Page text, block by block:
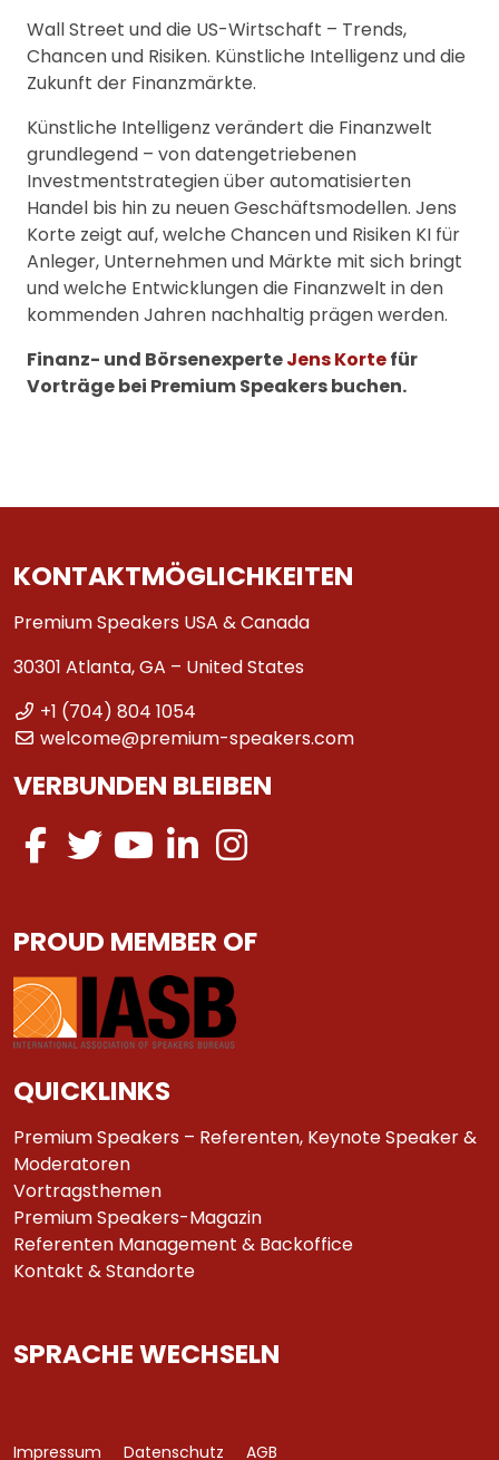
Wall Street und die US-Wirtschaft – Trends,
Chancen und Risiken. Künstliche Intelligenz und die
Zukunft der Finanzmärkte.
Künstliche Intelligenz verändert die Finanzwelt
grundlegend – von datengetriebenen
Investmentstrategien über automatisierten
Handel bis hin zu neuen Geschäftsmodellen. Jens
Korte zeigt auf, welche Chancen und Risiken KI für
Anleger, Unternehmen und Märkte mit sich bringt
und welche Entwicklungen die Finanzwelt in den
kommenden Jahren nachhaltig prägen werden.
Finanz- und BörsenexperteJens Kortefür
Vorträge bei Premium Speakers buchen.
KONTAKTMÖGLICHKEITEN
Premium Speakers USA & Canada
30301 Atlanta, GA – United States
+1 (704) 804 1054
welcome@premium-speakers.com
VERBUNDEN BLEIBEN
PROUD MEMBER OF
QUICKLINKS
Premium Speakers – Referenten, Keynote Speaker &
Moderatoren
Vortragsthemen
Premium Speakers-Magazin
Referenten Management & Backoffice
Kontakt & Standorte
SPRACHE WECHSELN
Impressum Datenschutz AGB